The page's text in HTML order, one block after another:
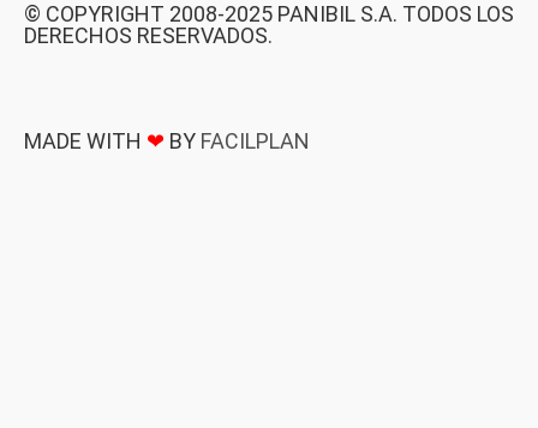
© COPYRIGHT 2008-2025 PANIBIL S.A. TODOS LOS
DERECHOS RESERVADOS.
MADE WITH ❤ BY FACILPLAN